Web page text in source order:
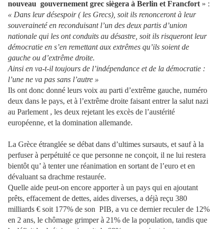
nouveau gouvernement grec siègera à Berlin et Francfort » :
« Dans leur désespoir ( les Grecs), soit ils renonceront à leur
souveraineté en reconduisant l’un des deux partis d’union
nationale qui les ont conduits au désastre, soit ils risqueront leur
démocratie en s’en remettant aux extrêmes qu’ils soient de
gauche ou d’extrême droite.
Ainsi en va-t-il toujours de l’indépendance et de la démocratie :
l’une ne va pas sans l’autre »
Ils ont donc donné leurs voix au parti d’extrême gauche, numéro
deux dans le pays, et à l’extrême droite faisant entrer la salut nazi
au Parlement , les deux rejetant les excès de l’austérité
européenne, et la domination allemande.
La Grèce étranglée se débat dans d’ultimes sursauts, et sauf à la
perfuser à perpétuité ce que personne ne conçoit, il ne lui restera
bientôt qu’ à tenter une réanimation en sortant de l’euro et en
dévaluant sa drachme restaurée.
Quelle aide peut-on encore apporter à un pays qui en ajoutant
prêts, effacement de dettes, aides diverses, a déjà reçu 380
milliards € soit 177% de son PIB, a vu ce dernier reculer de 12%
en 2 ans, le chômage grimper à 21% de la population, tandis que